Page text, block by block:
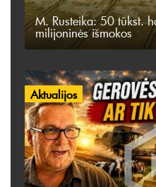
M. Rusteika: 50 tūkst.
milijoninės išmokos
Aktualijos